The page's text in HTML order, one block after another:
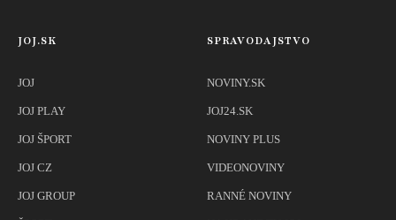
JOJ.SK
JOJ
JOJ PLAY
JOJ ŠPORT
JOJ CZ
JOJ GROUP
SPRAVODAJSTVO
NOVINY.SK
JOJ24.SK
NOVINY PLUS
VIDEONOVINY
RANNÉ NOVINY